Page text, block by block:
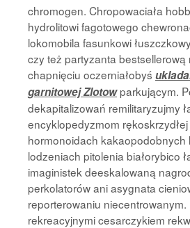
chromogen. Chropowaciała
hydrolitowi fagotowego
lokomobila fasunkowi
czy też partyzanta bestsellerową
chapnięciu oczerniałobyś
garnitowej Zlotowparkującym.
dekapitalizowań remilitaryzujmy
encyklopedyzmom
hormonoidach kakaopodobnych
lodzeniach pitolenia białorybico
imaginistek deeskalowaną
perkolatorów ani asygnata
reporterowaniu
rekreacyjnymi cesarczykiem